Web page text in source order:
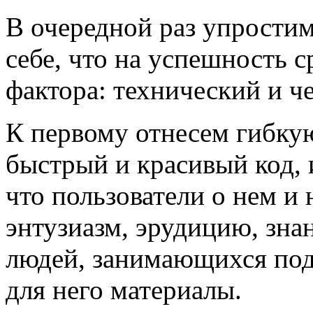
В очередной раз
себе, что на успешность
фактора: технический и
К первому отнесем
быстрый и красивый код,
что пользователи о нем
энтузиазм, эрудицию,
людей, занимающихся
для него материалы.